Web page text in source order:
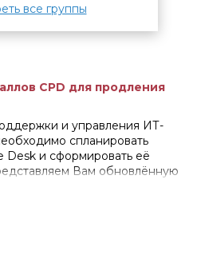
все группы
CPD для продления
и управления ИТ-
спланировать
Desk и сформировать её
Вам обновлённую
стандарты и
и ИТ-подразделений.